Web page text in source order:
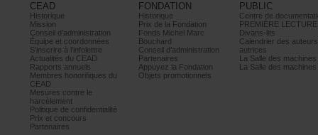
CEAD
Historique
Mission
Conseild’administration
Équipeetcoordonnées
S’inscrireàl’infolettre
ActualitésduCEAD
Rapportsannuels
Membreshonorifiquesdu
CEAD
Mesurescontrele
harcèlement
Politiquedeconfidentialité
Prixetconcours
Partenaires
FONDATION
Historique
PrixdelaFondation
FondsMichelMarc
Bouchard
Conseild’administration
Partenaires
AppuyezlaFondation
Objetspromotionnels
PUBLIC
PREMIÈRELECTURE
Divans-lits
autrices